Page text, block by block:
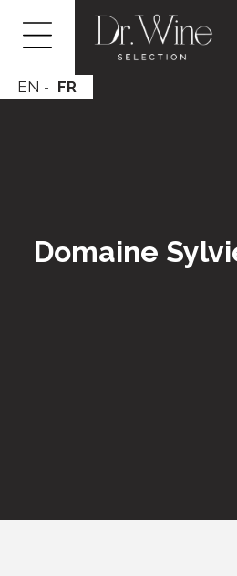
EN FR
Domaine